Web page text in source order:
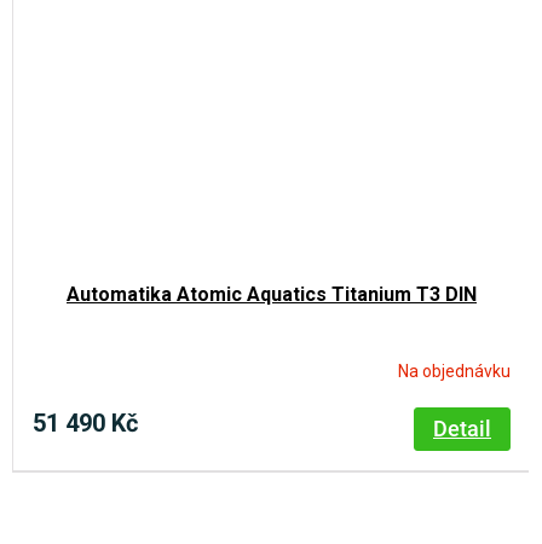
Automatika Atomic Aquatics Titanium T3 DIN
Na objednávku
51 490 Kč Detail